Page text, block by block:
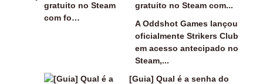
gratuito no Steam com...
A Oddshot Games lançou
oficialmente Strikers Club
em acesso antecipado no
Steam,...
[Guia] Qual é a senha do